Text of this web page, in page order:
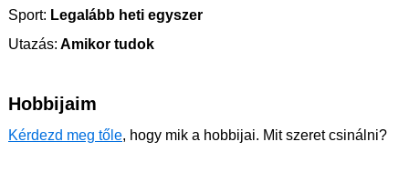
Sport: Legalább heti egyszer
Utazás: Amikor tudok
Hobbijaim
Kérdezd meg tőle, hogy mik a hobbijai. Mit szeret csinálni?